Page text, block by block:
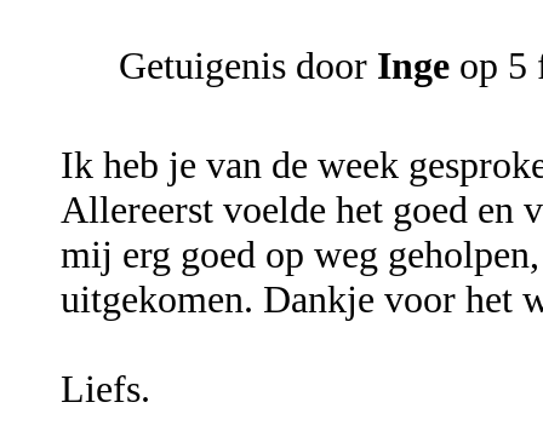
Getuigenis door Inge op 5
Ik heb je van de week
Allereerst voelde het goed en
mij erg goed op weg
uitgekomen. Dankje voor het
Liefs.